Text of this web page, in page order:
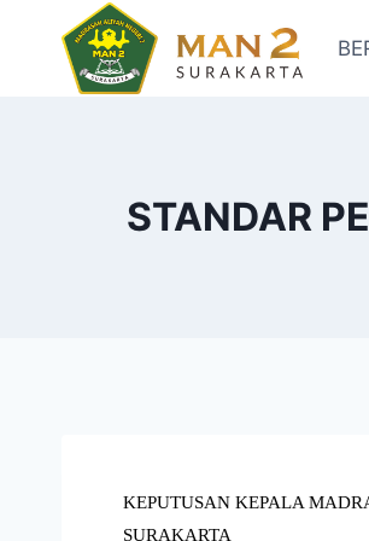
STANDAR
KEPUTUSAN KEPALA
SURAKARTA